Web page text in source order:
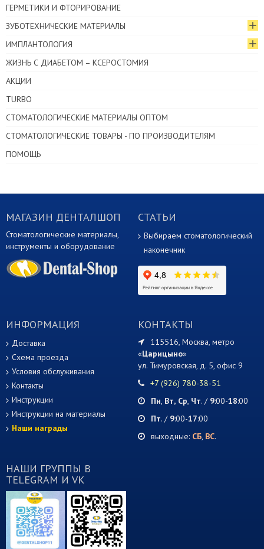
ГЕРМЕТИКИ И ФТОРИРОВАНИЕ
ЗУБОТЕХНИЧЕСКИЕ МАТЕРИАЛЫ
ИМПЛАНТОЛОГИЯ
ЖИЗНЬ С ДИАБЕТОМ – КСЕРОСТОМИЯ
АКЦИИ
TURBO
СТОМАТОЛОГИЧЕСКИЕ МАТЕРИАЛЫ ОПТОМ
СТОМАТОЛОГИЧЕСКИЕ ТОВАРЫ - ПО ПРОИЗВОДИТЕЛЯМ
ПОМОЩЬ
МАГАЗИН ДЕНТАЛШОП
Стоматологические материалы,
инструменты и оборудование
СТАТЬИ
Выбираем стоматологический
наконечник
ИНФОРМАЦИЯ
Доставка
Схема проезда
Условия обслуживания
Контакты
Инструкции
Инструкции на материалы
Наши награды
КОНТАКТЫ
115516, Москва, метро
«Царицыно»
ул. Тимуровская, д. 5, офис 9
+7 (926) 780-38-51
Пн, Вт, Ср, Чт. / 9:00-18:00
Пт. / 9:00-17:00
выходные: СБ, ВС.
НАШИ ГРУППЫ В
TELEGRAM И VK